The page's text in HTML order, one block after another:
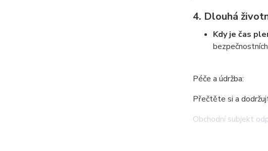
4. Dlouhá
Kdy je čas
Péče a údržba:
Přečtěte si a
Obchodní subjekt